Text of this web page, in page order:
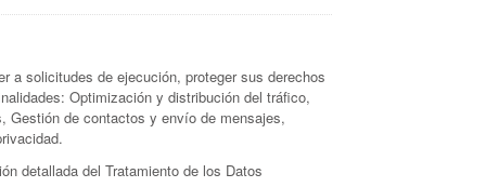
a solicitudes de ejecución, proteger sus derechos
Optimización y distribución del tráfico,
Gestión de contactos y envío de mensajes,
detallada del Tratamiento de los Datos